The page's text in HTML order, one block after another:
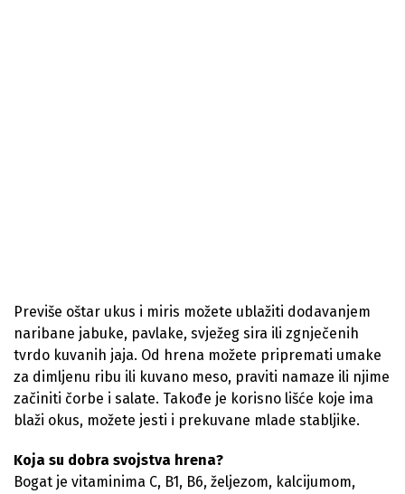
Previše oštar ukus i miris možete ublažiti dodavanjem
naribane jabuke, pavlake, svježeg sira ili zgnječenih
tvrdo kuvanih jaja. Od hrena možete pripremati umake
za dimljenu ribu ili kuvano meso, praviti namaze ili njime
začiniti čorbe i salate. Takođe je korisno lišće koje ima
blaži okus, možete jesti i prekuvane mlade stabljike.
Koja su dobra svojstva hrena?
Bogat je vitaminima C, B1, B6, željezom, kalcijumom,